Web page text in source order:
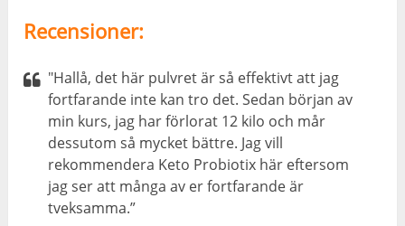
Recensioner:
"Hallå, det här pulvret är så effektivt att jag
fortfarande inte kan tro det. Sedan början av
min kurs, jag har förlorat 12 kilo och mår
dessutom så mycket bättre. Jag vill
rekommendera Keto Probiotix här eftersom
jag ser att många av er fortfarande är
tveksamma.”